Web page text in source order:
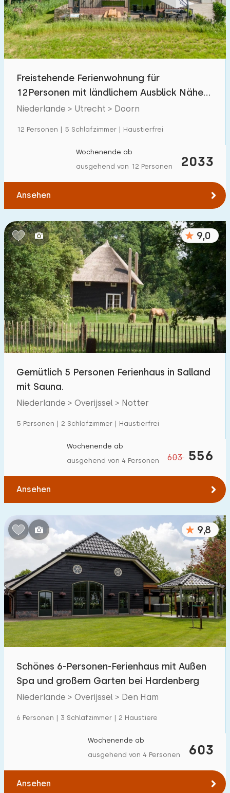
Nicht im Ferienpark 109
Im Ferienpark 392
Einfamilienhaus
Ferienbauernhof
Villa
Kinderfreundlich
Kindermöbel
Eingezäunter Garten 93
Spielgeräte im Garten 91
Hallenbad
Freibad 182
Kinderanimation 129
Kindereinrichtungen im Park 154
Zugänglichkeit
Freistehende Ferienwohnung für
12Personen mit ländlichem Ausblick Nähe
Utrechtse Heuvelrug
Niederlande > Utrecht > Doorn
12 Personen | 5 Schlafzimmer | Haustierfrei
2033
Wochenende ab
ausgehend von 12 Personen
Ansehen
9,0
Gemütlich 5 Personen Ferienhaus in Salland
mit Sauna.
Niederlande > Overijssel > Notter
5 Personen | 2 Schlafzimmer | Haustierfrei
603 556
Wochenende ab
ausgehend von 4 Personen
Ansehen
9,8
Schönes 6-Personen-Ferienhaus mit Außen
Spa und großem Garten bei Hardenberg
Niederlande > Overijssel > Den Ham
6 Personen | 3 Schlafzimmer | 2 Haustiere
603
Wochenende ab
ausgehend von 4 Personen
Ansehen